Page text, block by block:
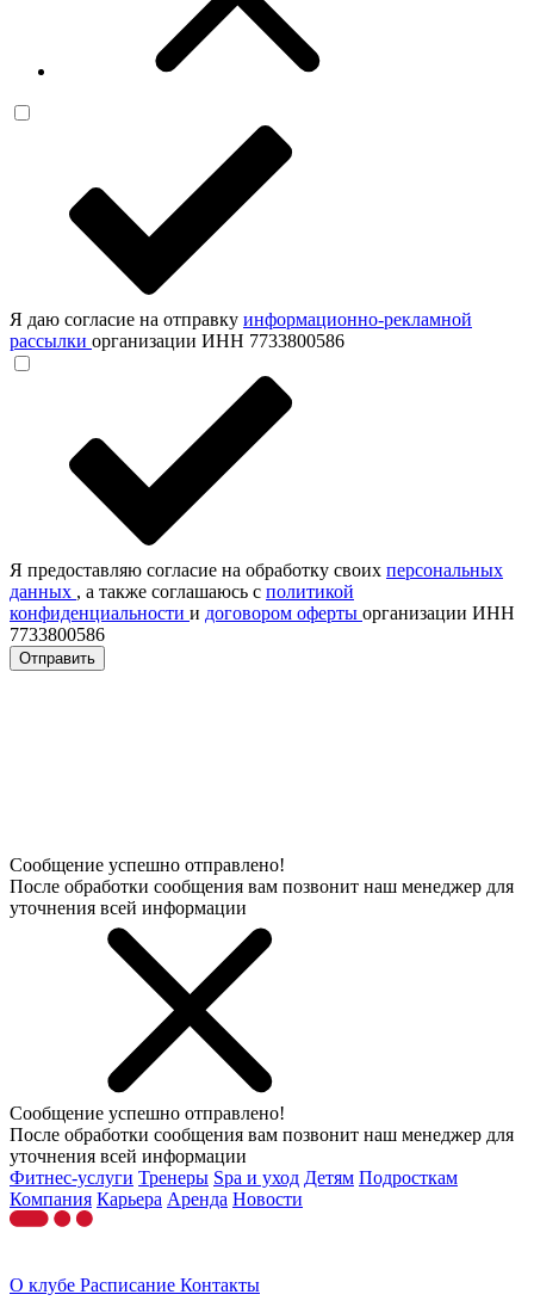
Я даю согласие на отправку информационно-рекламной
рассылки организации ИНН 7733800586
Я предоставляю согласие на обработку своих персональных
данных , а также соглашаюсь с политикой
конфиденциальности и договором оферты организации ИНН
7733800586
Отправить
Сообщение успешно отправлено!
После обработки сообщения вам позвонит наш менеджер для
уточнения всей информации
Сообщение успешно отправлено!
После обработки сообщения вам позвонит наш менеджер для
уточнения всей информации
Фитнес-услуги Тренеры Spa и уход Детям Подросткам
Компания Карьера Аренда Новости
О клубе Расписание Контакты